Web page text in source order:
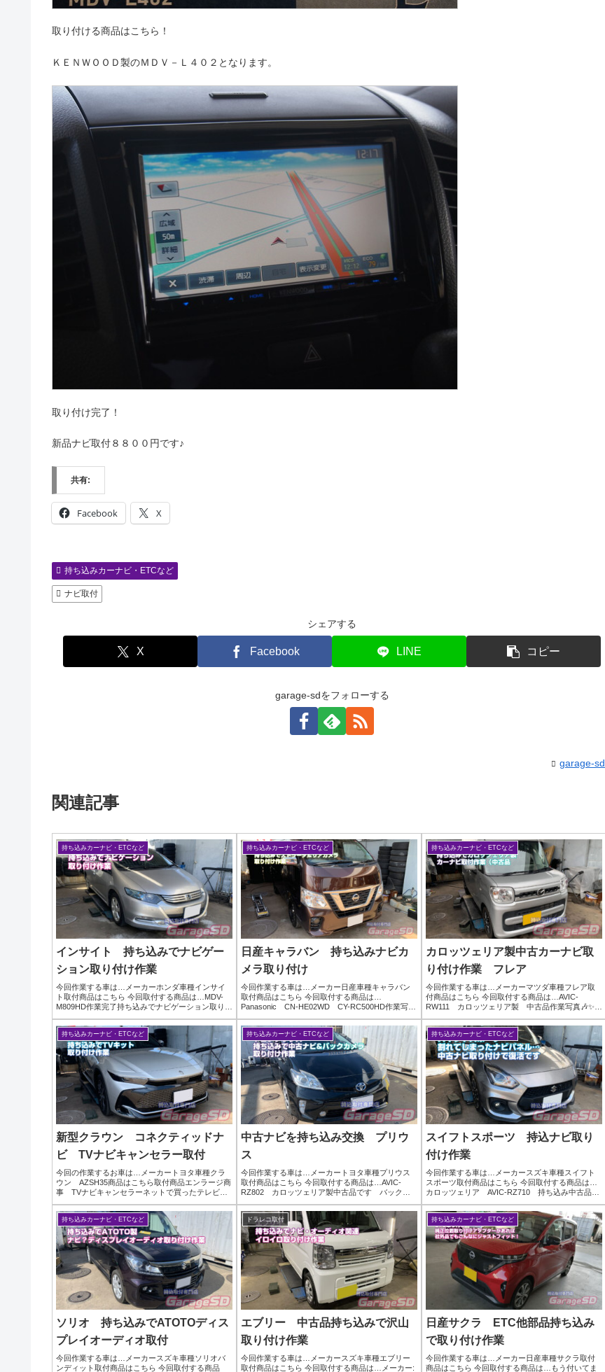
取り付ける商品はこちら！
ＫＥＮＷＯＯＤ製のＭＤＶ－Ｌ４０２となります。
取り付け完了！
新品ナビ取付８８００円です♪
共有:
Facebook X
持ち込みカーナビ・ETCなど
ナビ取付
シェアする
X Facebook LINE コピー
garage-sdをフォローする
garage-sd
関連記事
持ち込みカーナビ・ETCなど
インサイト 持ち込みでナビゲー
ション取り付け作業
今回作業する車は…メーカーホンダ車種インサイ
ト取付商品はこちら 今回取付する商品は…MDV-
M809HD作業完了持ち込みでナビゲーション取り付
間(目安)２時間
持ち込みカーナビ・ETCなど
日産キャラバン 持ち込みナビカ
メラ取り付け
今回作業する車は…メーカー日産車種キャラバン
取付商品はこちら 今回取付する商品は…
Panasonic CN-HE02WD CY-RC500HD作業写真
いるのであまりナビ取付作業は無いんですが…バ
ッ...
持ち込みカーナビ・ETCなど
カロッツェリア製中古カーナビ取
り付け作業 フレア
今回作業する車は…メーカーマツダ車種フレア取
付商品はこちら 今回取付する商品は…AVIC-
RW111 カロッツェリア製 中古品作業写真🎶✨**
けも…もしかしたらウチならできるかも⁉🚗 あなた
の...
持ち込みカーナビ・ETCなど
新型クラウン コネクティッドナ
ビ TVナビキャンセラー取付
今回の作業するお車は…メーカートヨタ車種クラ
ウン AZSH35商品はこちら取付商品エンラージ商
事 TVナビキャンセラーネットで買ったテレビキ
「テレビキット、取り付けはプロに任せたい！」
当店なら、...
持ち込みカーナビ・ETCなど
中古ナビを持ち込み交換 プリウ
ス
今回作業する車は…メーカートヨタ車種プリウス
取付商品はこちら 今回取付する商品は…AVIC-
RZ802 カロッツェリア製中古品です バックカ
ンがパネル違いなので、パネルも交換になりま
す。バックカメ...
持ち込みカーナビ・ETCなど
スイフトスポーツ 持込ナビ取り
付け作業
今回作業する車は…メーカースズキ車種スイフト
スポーツ取付商品はこちら 今回取付する商品は…
カロッツェリア AVIC-RZ710 持ち込み中古品で
すいですｗ配線がまとめて段ボールにつっこんで
あったり...
持ち込みカーナビ・ETCなど
ソリオ 持ち込みでATOTOディス
プレイオーディオ取付
今回作業する車は…メーカースズキ車種ソリオバ
ンディット取付商品はこちら 今回取付する商品
ドラレコ取付
エブリー 中古品持ち込みで沢山
取り付け作業
今回作業する車は…メーカースズキ車種エブリー
取付商品はこちら 今回取付する商品は…メーカー:
持ち込みカーナビ・ETCなど
日産サクラ ETC他部品持ち込み
で取り付け作業
今回作業する車は…メーカー日産車種サクラ取付
商品はこちら 今回取付する商品は…もう付いてま